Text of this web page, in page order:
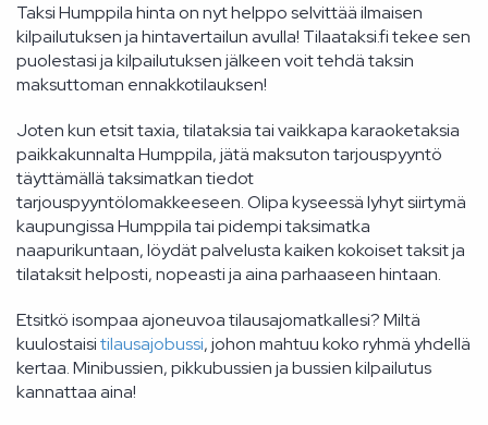
Taksi Humppila hinta on nyt helppo selvittää ilmaisen
kilpailutuksen ja hintavertailun avulla! Tilaataksi.fi tekee sen
puolestasi ja kilpailutuksen jälkeen voit tehdä taksin
maksuttoman ennakkotilauksen!
Joten kun etsit taxia, tilataksia tai vaikkapa karaoketaksia
paikkakunnalta Humppila, jätä maksuton tarjouspyyntö
täyttämällä taksimatkan tiedot
tarjouspyyntölomakkeeseen. Olipa kyseessä lyhyt siirtymä
kaupungissa Humppila tai pidempi taksimatka
naapurikuntaan, löydät palvelusta kaiken kokoiset taksit ja
tilataksit helposti, nopeasti ja aina parhaaseen hintaan.
Etsitkö isompaa ajoneuvoa tilausajomatkallesi? Miltä
kuulostaisitilausajobussi, johon mahtuu koko ryhmä yhdellä
kertaa. Minibussien, pikkubussien ja bussien kilpailutus
kannattaa aina!